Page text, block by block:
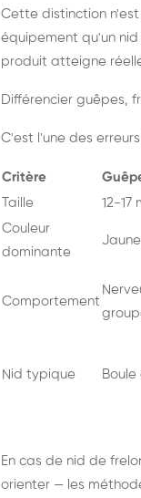
Cette distinction
équipement qu'un
produit atteigne
Différencier guêpes,
C'est l'une des
Critère
Taille
12-17
Couleur
dominante
Comportement
Nid typique
En cas de nid de
orienter — les